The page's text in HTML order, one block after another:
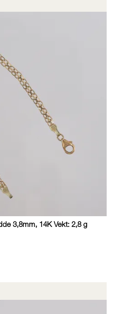
3,8mm, 14K Vekt: 2,8 g